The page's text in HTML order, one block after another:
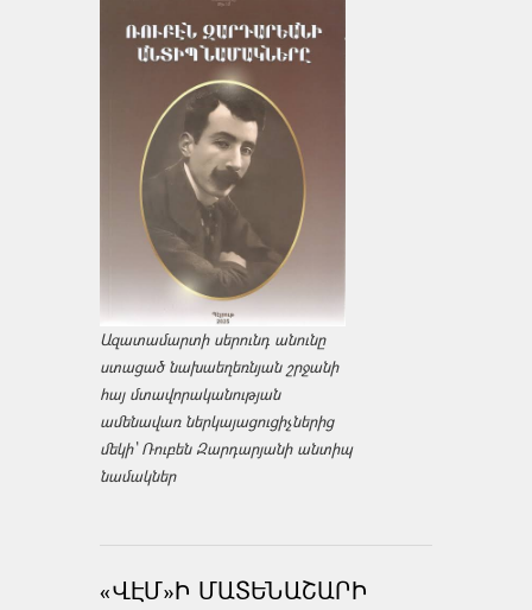
Ազատամարտի սերունդ անունը
ստացած նախաեղեռնյան շրջանի
հայ մտավորականության
ամենավառ ներկայացուցիչներից
մեկի՝ Ռուբեն Զարդարյանի անտիպ
նամակներ
«ՎԷՄ»Ի ՄԱՏԵՆԱՇԱՐԻ